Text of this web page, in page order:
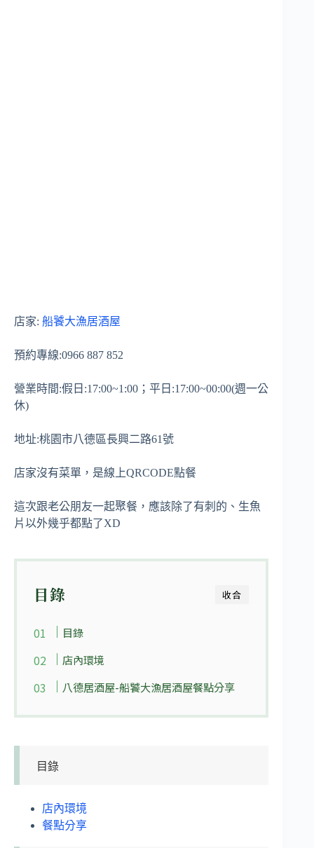
店家: 船饕大漁居酒屋
預約專線:0966 887 852
營業時間:假日:17:00~1:00；平日:17:00~00:00(週一公
休)
地址:桃園市八德區長興二路61號
店家沒有菜單，是線上QRCODE點餐
這次跟老公朋友一起聚餐，應該除了有刺的、生魚
片以外幾乎都點了XD
收合
目錄
目錄
店內環境
八德居酒屋-船饕大漁居酒屋餐點分享
目錄
店內環境
餐點分享